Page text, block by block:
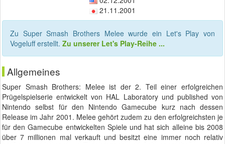
21.11.2001
Zu Super Smash Brothers Melee wurde ein Let's Play von
Vogeluff erstellt. Zu unserer Let's Play-Reihe ...
Allgemeines
Super Smash Brothers: Melee ist der 2. Teil einer erfolgreichen
Prügelspielserie entwickelt von HAL Laboratory und published von
Nintendo selbst für den Nintendo Gamecube kurz nach dessen
Release im Jahr 2001. Melee gehört zudem zu den erfolgreichsten je
für den Gamecube entwickelten Spiele und hat sich alleine bis 2008
über 7 millionen mal verkauft und besitzt eine immer noch relativ